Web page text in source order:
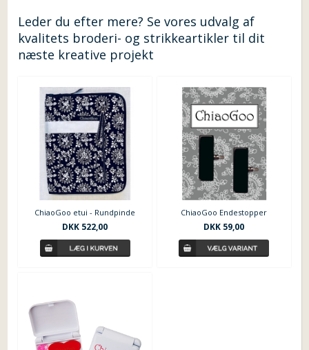
Leder du efter mere? Se vores udvalg af
kvalitets broderi- og strikkeartikler til dit
næste kreative projekt
ChiaoGoo etui - Rundpinde
DKK 522,00
ChiaoGoo Endestopper
DKK 59,00